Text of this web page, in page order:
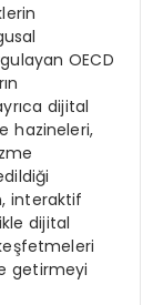
OECD
dijital
hazineleri,
interaktif
dijital
getirmeyi